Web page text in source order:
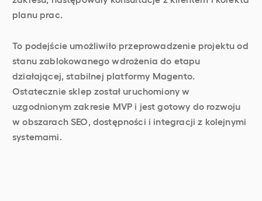
planu prac.
To podejście umożliwiło przeprowadzenie projektu od
stanu zablokowanego wdrożenia do etapu
działającej, stabilnej platformy Magento.
Ostatecznie sklep został uruchomiony w
uzgodnionym zakresie MVP i jest gotowy do rozwoju
w obszarach SEO, dostępności i integracji z kolejnymi
systemami.